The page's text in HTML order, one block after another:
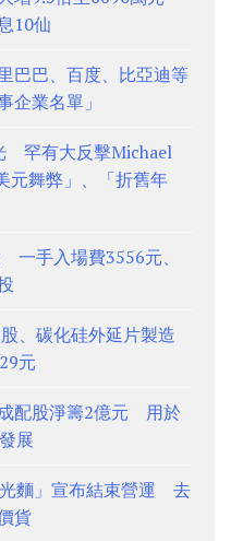
10仙
巴巴、百度、比亞迪等
企業名單」
罕有大反擊Michael
元舞弊」、「折舊年
手入場費3556元、
、碳化硅外延片製造
元
配股淨籌2億元 用於
展
麵」宣布結束營運 去
貨